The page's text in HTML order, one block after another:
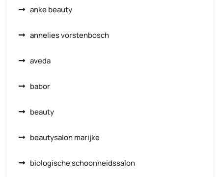
anke beauty
annelies vorstenbosch
aveda
babor
beauty
beautysalon marijke
biologische schoonheidssalon